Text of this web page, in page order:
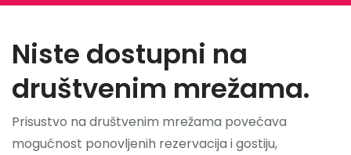
Niste dostupni na
društvenim mrežama.
Prisustvo na društvenim mrežama povećava
mogućnost ponovljenih rezervacija i gostiju,